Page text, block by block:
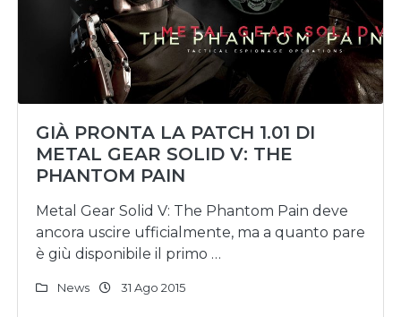
GIÀ PRONTA LA PATCH 1.01 DI
METAL GEAR SOLID V: THE
PHANTOM PAIN
Metal Gear Solid V: The Phantom Pain deve
ancora uscire ufficialmente, ma a quanto pare
è giù disponibile il primo …
News 31 Ago 2015